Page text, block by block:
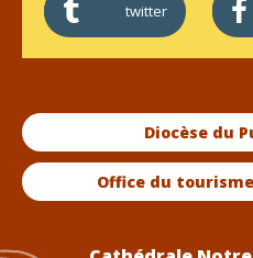
twitter
Diocèse du
Office du